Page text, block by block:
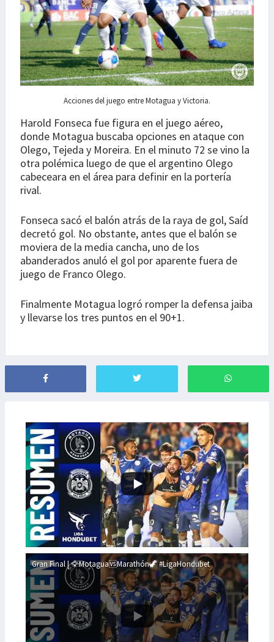
Acciones del juego entre Motagua y Victoria.
Harold Fonseca fue figura en el juego aéreo,
donde Motagua buscaba opciones en ataque con
Olego, Tejeda y Moreira. En el minuto 72 se vino la
otra polémica luego de que el argentino Olego
cabeceara en el área para definir en la portería
rival.
Fonseca sacó el balón atrás de la raya de gol, Saíd
decretó gol. No obstante, antes que el balón se
moviera de la media cancha, uno de los
abanderados anuló el gol por aparente fuera de
juego de Franco Olego.
Finalmente Motagua logró romper la defensa jaiba
y llevarse los tres puntos en el 90+1.
Gran Final | 🦅Motagua🆚Marathón🦖 #LigaHondubet